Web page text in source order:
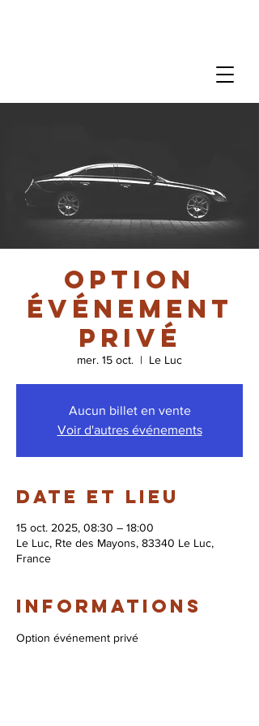
option
événement
privé
mer. 15 oct.
  |
Le Luc
Aucun billet en vente
Voir d'autres événements
Date et lieu
15 oct. 2025, 08:30 – 18:00
Le Luc, Rte des Mayons, 83340 Le Luc,
France
Informations
Option événement privé